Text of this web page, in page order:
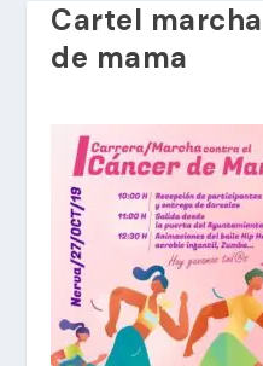
Cartel
de mama